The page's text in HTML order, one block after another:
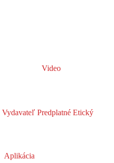
Video
Vydavateľ Predplatné Etický
Aplikácia